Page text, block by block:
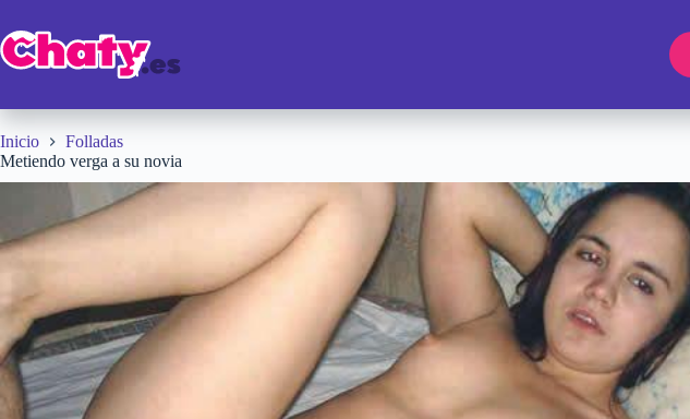
contenido
Inicio
Folladas
Metiendo verga a su novia